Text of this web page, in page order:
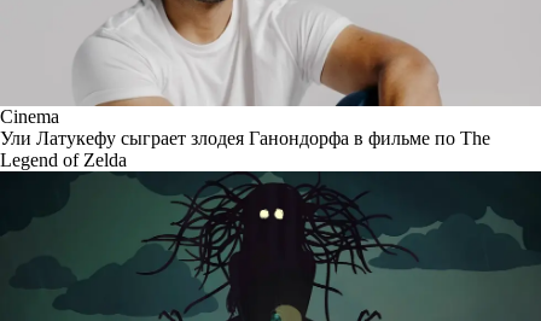
Cinema
Ули Латукефу сыграет злодея Ганондорфа в фильме по The
Legend of Zelda